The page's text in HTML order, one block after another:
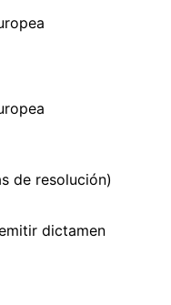
de resolución)
dictamen